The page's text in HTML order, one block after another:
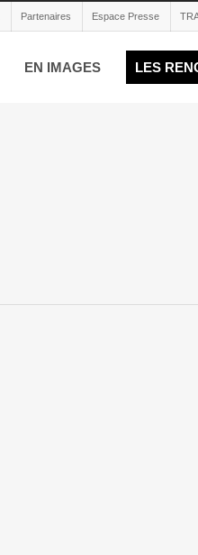
Partenaires Espace Presse
EN IMAGES LES